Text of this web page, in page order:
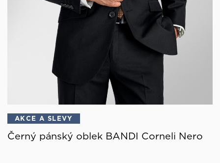
AKCE A SLEVY
Černý pánský oblek BANDI Corneli Nero